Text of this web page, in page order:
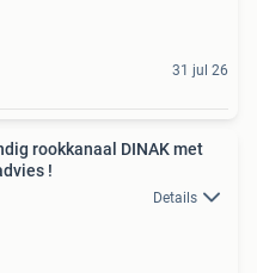
31 jul 26
rookkanaal DINAK met
!
Details